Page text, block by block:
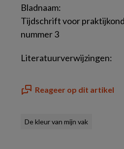
Bladnaam:
Tijdschrift voor
nummer 3
Literatuurverwijzingen:
Reageer op dit artikel
De kleur van mijn vak